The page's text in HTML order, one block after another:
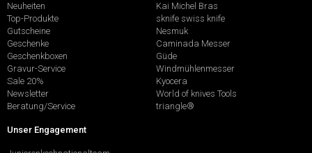
Neuheiten
Top-Produkte
Gutscheine
Geschenke
Geschenkboxen
Gravur-Service
Sale 20%
Newsletter
Beratung/Service
Kai Michel Bras
sknife swiss knife
Nesmuk
Caminada Messer
Güde
Windmühlenmesser
Kyocera
World of knives Tools
triangle®
Unser Engagement